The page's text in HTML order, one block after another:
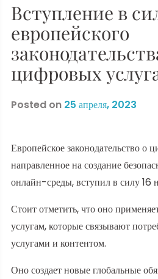
Вступление в
европейского
цифровых
Posted on 25 апреля, 2023
Европейское законодательство о
направленное на создание
онлайн-среды, вступил в силу 16
Стоит отметить, что оно
услугам, которые связывают
услугами и контентом.
Оно создает новые глобальные